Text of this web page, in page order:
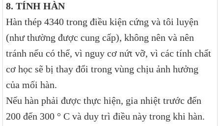
8. TÍNH HÀN
Hàn thép 4340 trong điều kiện cứng và tôi luyện
(như thường được cung cấp), không nên và nên
tránh nếu có thể, vì nguy cơ nứt vỡ, vì các tính chất
cơ học sẽ bị thay đổi trong vùng chịu ảnh hưởng
của mối hàn.
Nếu hàn phải được thực hiện, gia nhiệt trước đến
200 đến 300 ° C và duy trì điều này trong khi hàn.